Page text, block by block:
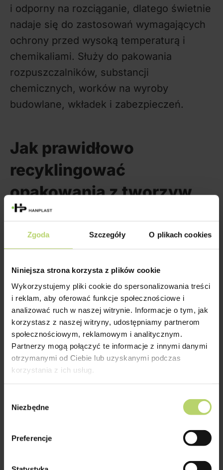
Zgoda Szczegóły O plikach cookies
Niniejsza strona korzysta z plików cookie
Wykorzystujemy pliki cookie do spersonalizowania treści
i reklam, aby oferować funkcje społecznościowe i
analizować ruch w naszej witrynie. Informacje o tym, jak
korzystasz z naszej witryny, udostępniamy partnerom
społecznościowym, reklamowym i analitycznym.
Partnerzy mogą połączyć te informacje z innymi danymi
otrzymanymi od Ciebie lub uzyskanymi podczas
korzystania z ich usług.
zgody
Niezbędne
Preferencje
i odporny na rozciąganie, dlatego świetnie
nadaje się do zastosowań wymagających
ochrony przed wysoką temperaturą i
chemikaliami. Służy do pakowania
rozpuszczalników, substancji
chemicznych, worków na wyroby
budowlane, wkładek i zabezpieczeń.
Jak prawidłowo
recyklingować
opakowania z tworzyw
sztucznych?
w niemal każdej dziedzinie życia, to nie
sposób pominąć również ich negatywnego
wpływu na planetę. Zanieczyszczenie
środowiska plastikami to jeden z
najbardziej palących problemów XXI
wieku, z którym obecnie mierzą się rządy
państw i organizacje międzynarodowe.
Zarówno troska o wspólne dobro, jak i
surowe regulacje i przepisy środowiskowe
poszukiwania nowych i przyjaznych dla